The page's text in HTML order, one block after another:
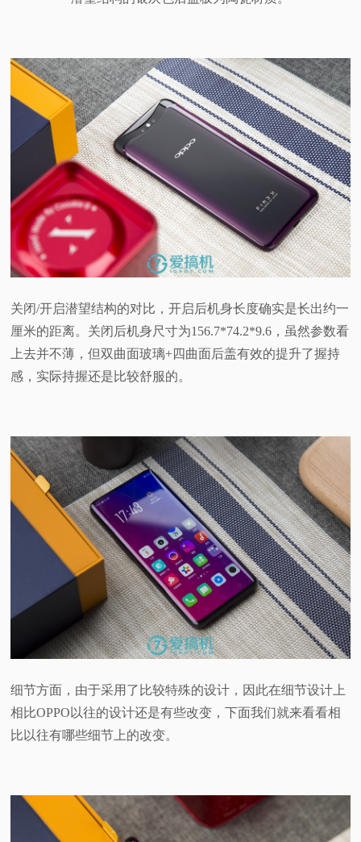
关闭/开启潜望结构的对比，开启后机身长度确实是长出约一
厘米的距离。关闭后机身尺寸为156.7*74.2*9.6，虽然参数看
上去并不薄，但双曲面玻璃+四曲面后盖有效的提升了握持
感，实际持握还是比较舒服的。
细节方面，由于采用了比较特殊的设计，因此在细节设计上
相比OPPO以往的设计还是有些改变，下面我们就来看看相
比以往有哪些细节上的改变。